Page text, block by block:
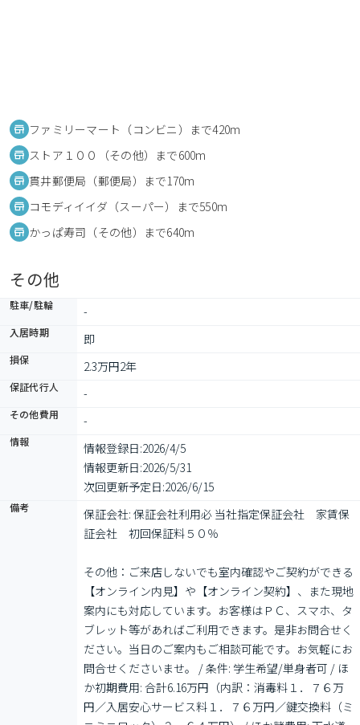
ファミリーマート（コンビニ）まで420m
ストア１００（その他）まで600m
貫井郵便局（郵便局）まで170m
コモディイイダ（スーパー）まで550m
かっぱ寿司（その他）まで640m
その他
駐車/駐輪 -
入居時期 即
損保 2.3万円2年
保証代行人 -
その他費用 -
情報 情報登録日:2026/4/5
情報更新日:2026/5/31
次回更新予定日:2026/6/15
備考
保証会社: 保証会社利用必 当社指定保証会社　家賃保
証会社　初回保証料５０％
その他：ご来店しないでも室内確認やご契約ができる
【オンライン内見】や【オンライン契約】、また現地
案内にも対応しています。お客様はＰＣ、スマホ、タ
ブレット等があればご利用できます。是非お問合せく
ださい。当日のご案内もご相談可能です。お気軽にお
問合せくださいませ。 / 条件: 学生希望/単身者可 / ほ
か初期費用: 合計6.16万円（内訳：消毒料１．７６万
円／入居安心サービス料１．７６万円／鍵交換料（ミ